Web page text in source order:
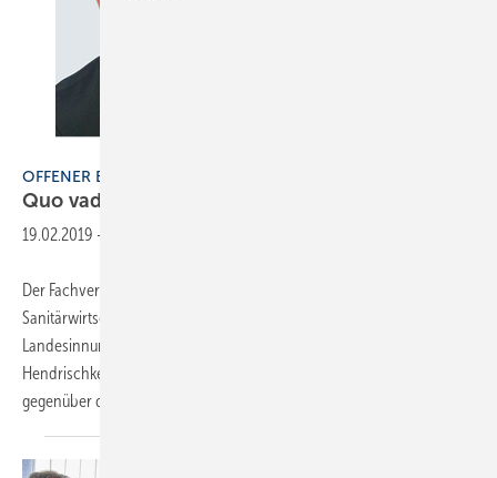
OFFENER BRIEF
Quo vadis,
19.02.2019 -
Der Fachverband SHK Hessen hat sich mit einem offenen Brief an die
Sanitärwirtschaft gewendet. In dem Schreiben mahnen
Landesinnungsmeister Uwe Loth und Geschäftsführer Björn
Hendrischke die Einhaltung von Qualitäts- und Lieferstandards
gegenüber dem hessischen SHK-Handwerk an. Die SBZ